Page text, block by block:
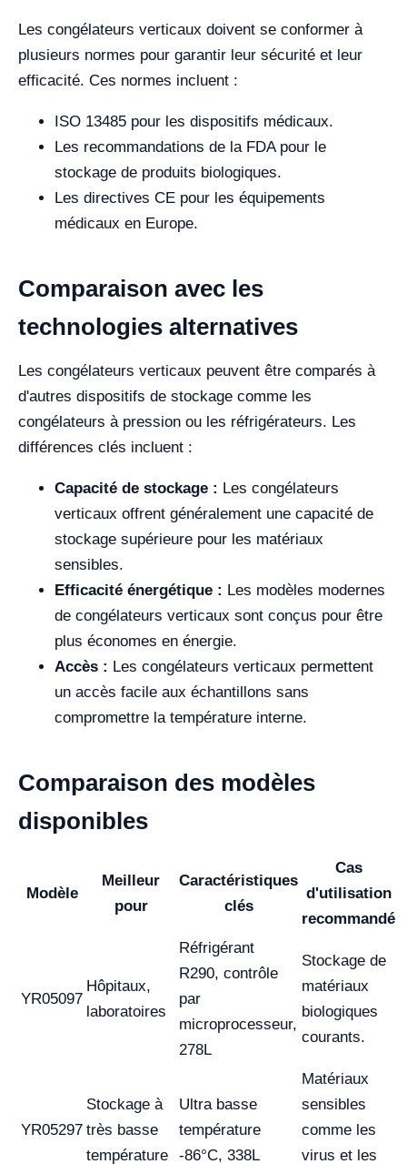
Les congélateurs verticaux doivent se conformer à
plusieurs normes pour garantir leur sécurité et leur
efficacité. Ces normes incluent :
ISO 13485 pour les dispositifs médicaux.
Les recommandations de la FDA pour le
stockage de produits biologiques.
Les directives CE pour les équipements
médicaux en Europe.
Comparaison avec les
technologies alternatives
Les congélateurs verticaux peuvent être comparés à
d'autres dispositifs de stockage comme les
congélateurs à pression ou les réfrigérateurs. Les
différences clés incluent :
Capacité de stockage : Les congélateurs
verticaux offrent généralement une capacité de
stockage supérieure pour les matériaux
sensibles.
Efficacité énergétique : Les modèles modernes
de congélateurs verticaux sont conçus pour être
plus économes en énergie.
Accès : Les congélateurs verticaux permettent
un accès facile aux échantillons sans
compromettre la température interne.
Comparaison des modèles
disponibles
Modèle
Meilleur
pour
Caractéristiques
clés
Cas
d'utilisation
recommandé
YR05097
Hôpitaux,
laboratoires
Réfrigérant
R290, contrôle
par
microprocesseur,
278L
Stockage de
matériaux
biologiques
courants.
YR05297
Stockage à
très basse
température
Ultra basse
température
-86°C, 338L
Matériaux
sensibles
comme les
virus et les